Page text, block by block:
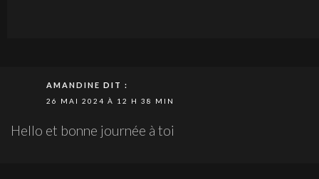
AMANDINE DIT :
26 MAI 2024 À 12 H 38 MIN
Hello et bonne journée à toi